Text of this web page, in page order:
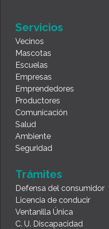
Servicios
Vecinos
Mascotas
Escuelas
Empresas
Emprendedores
Productores
Comunicación
Salud
Ambiente
Seguridad
Trámites
Defensa del consumidor
Licencia de conducir
Ventanilla Única
C. U. Discapacidad